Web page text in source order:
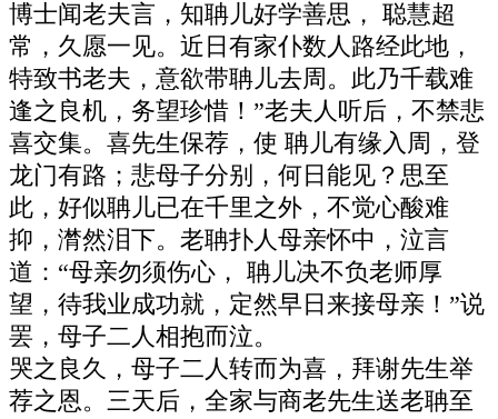
博士闻老夫言，知聃儿好学善思， 聪慧超
常，久愿一见。近日有家仆数人路经此地，
特致书老夫，意欲带聃儿去周。此乃千载难
逢之良机，务望珍惜！”老夫人听后，不禁悲
喜交集。喜先生保荐，使 聃儿有缘入周，登
龙门有路；悲母子分别，何日能见？思至
此，好似聃儿已在千里之外，不觉心酸难
抑，潸然泪下。老聃扑人母亲怀中，泣言
道：“母亲勿须伤心， 聃儿决不负老师厚
望，待我业成功就，定然早日来接母亲！”说
罢，母子二人相抱而泣。
哭之良久，母子二人转而为喜，拜谢先生举
荐之恩。三天后，全家与商老先生送老聃至